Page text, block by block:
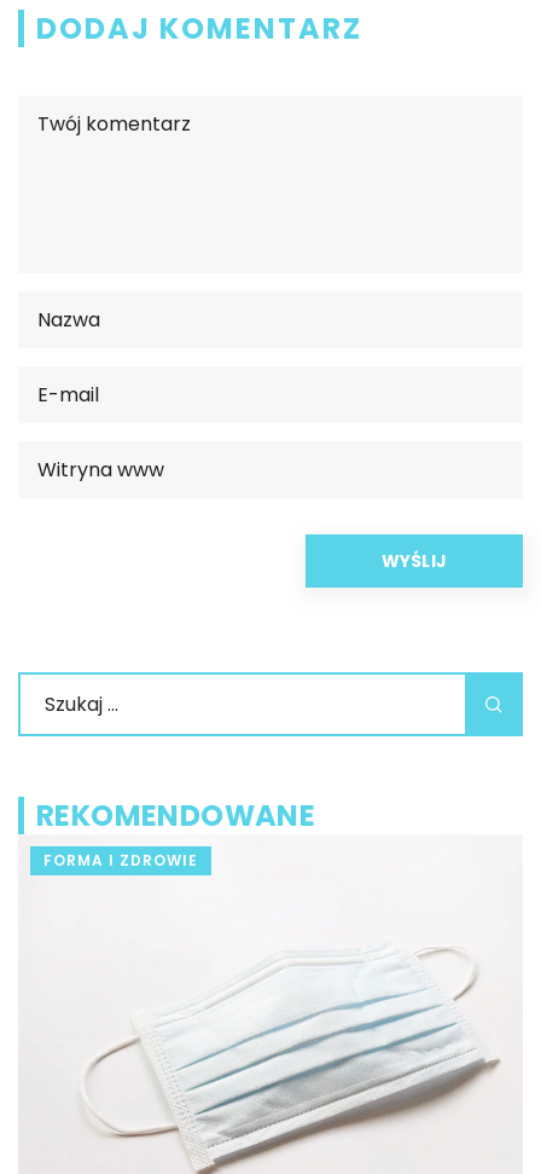
DODAJ KOMENTARZ
REKOMENDOWANE
FORMA I ZDROWIE